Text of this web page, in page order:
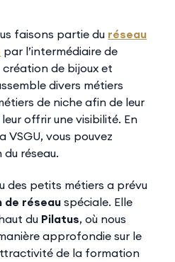
faisons partie du réseau
par l’intermédiaire de
création de bijoux et
divers métiers
de niche afin de leur
offrir une visibilité. En
VSGU, vous pouvez
réseau.
des petits métiers a prévu
de réseauspéciale. Elle
du Pilatus, où nous
approfondie sur le
de la formation